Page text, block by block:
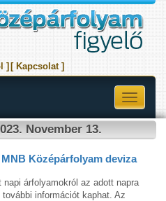
] [ Kapcsolat ]
Toggle
November 13.
Középárfolyam deviza
napi árfolyamokról az adott napra
további információt kaphat. Az